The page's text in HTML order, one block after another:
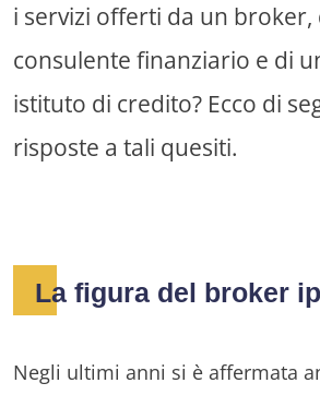
i servizi offerti da un broker,
consulente finanziario e di
istituto di credito? Ecco di
risposte a tali quesiti.
La figura del broker
Negli ultimi anni si è affermata